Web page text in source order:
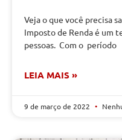
Veja o que você precisa
Imposto de Renda é um
pessoas. Com o período
LEIA MAIS »
9 de março de 2022